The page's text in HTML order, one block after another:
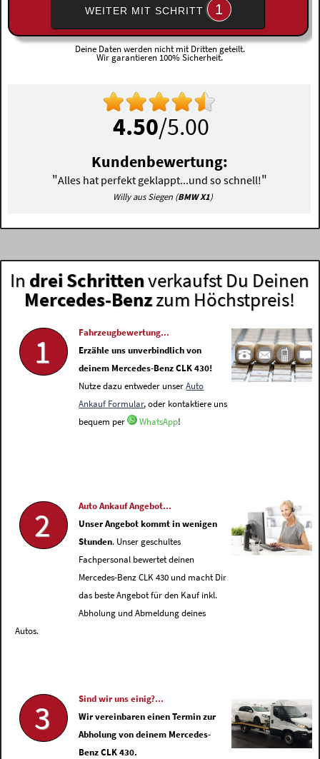
WEITER MIT SCHRITT 1
Deine Daten werden nicht mit Dritten geteilt.
Wir garantieren 100% Sicherheit.
4.50/5.00
Kundenbewertung:
"Alles hat perfekt geklappt...und so schnell!"
Willy aus Siegen (BMW X1)
In drei Schrittenverkaufst Du Deinen
Mercedes-Benzzum Höchstpreis!
1
Fahrzeugbewertung...
Erzähle uns unverbindlich von
deinem Mercedes-Benz CLK 430!
Nutze dazu entweder unserAuto
Ankauf Formular, oder kontaktiere uns
bequem per
WhatsApp!
2
Auto Ankauf Angebot...
Unser Angebot kommt in wenigen
Stunden. Unser geschultes
Fachpersonal bewertet deinen
Mercedes-Benz CLK 430 und macht Dir
das beste Angebot für den Kauf inkl.
Abholung und Abmeldung deines
Autos.
3
Sind wir uns einig?...
Wir vereinbaren einen Termin zur
Abholung von deinem Mercedes-
Benz CLK 430.